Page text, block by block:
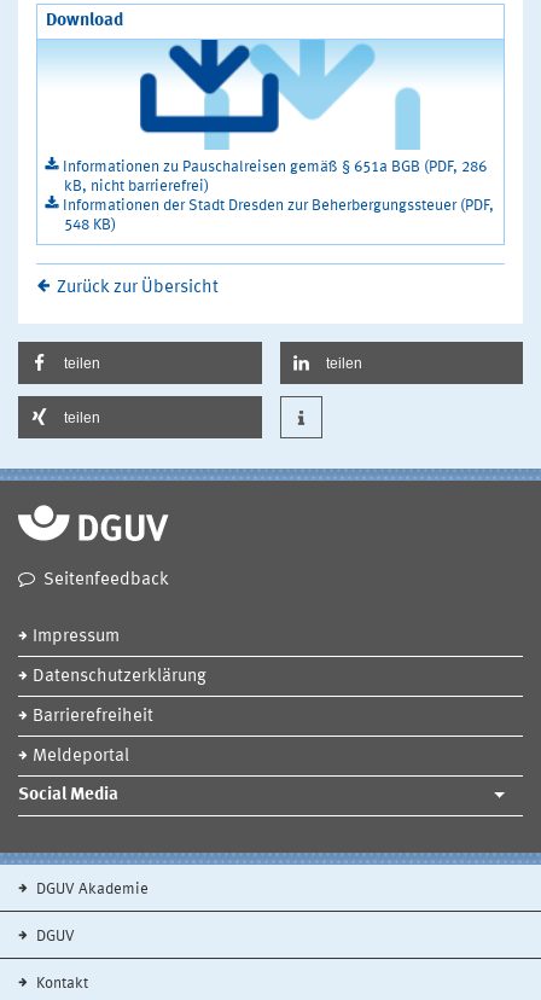
Download
Informationen zu Pauschalreisen gemäß § 651a BGB (PDF, 286
kB, nicht barrierefrei)
Informationen der Stadt Dresden zur Beherbergungssteuer (PDF,
548 KB)
Zurück zur Übersicht
teilen teilen
teilen
Seitenfeedback
Impressum
Datenschutzerklärung
Barrierefreiheit
Meldeportal
Social Media
DGUV Akademie
DGUV
Kontakt